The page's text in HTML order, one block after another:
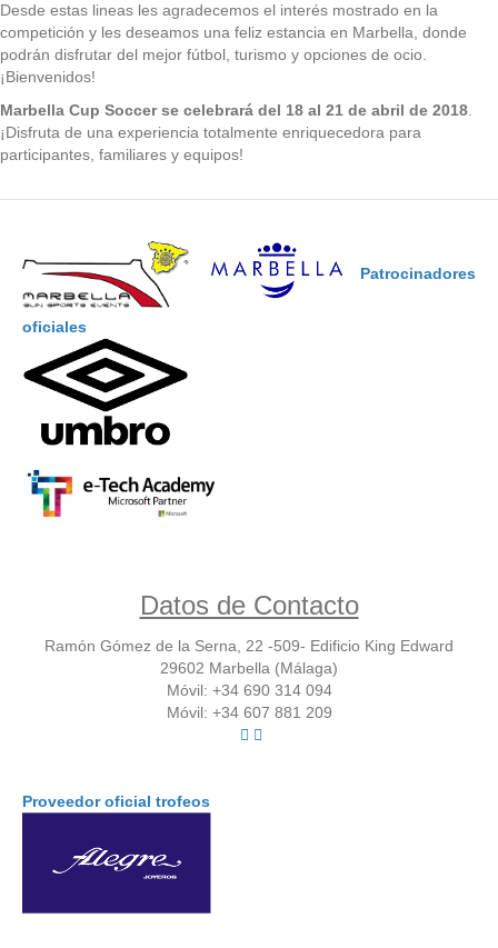
Desde estas lineas les agradecemos el interés mostrado en la
competición y les deseamos una feliz estancia en Marbella, donde
podrán disfrutar del mejor fútbol, turismo y opciones de ocio.
¡Bienvenidos!
Marbella Cup Soccer se celebrará del 18 al 21 de abril de 2018.
¡Disfruta de una experiencia totalmente enriquecedora para
participantes, familiares y equipos!
Patrocinadores
oficiales
Datos de Contacto
Ramón Gómez de la Serna, 22 -509- Edificio King Edward
29602 Marbella (Málaga)
Móvil: +34 690 314 094
Móvil: +34 607 881 209
Proveedor oficial trofeos